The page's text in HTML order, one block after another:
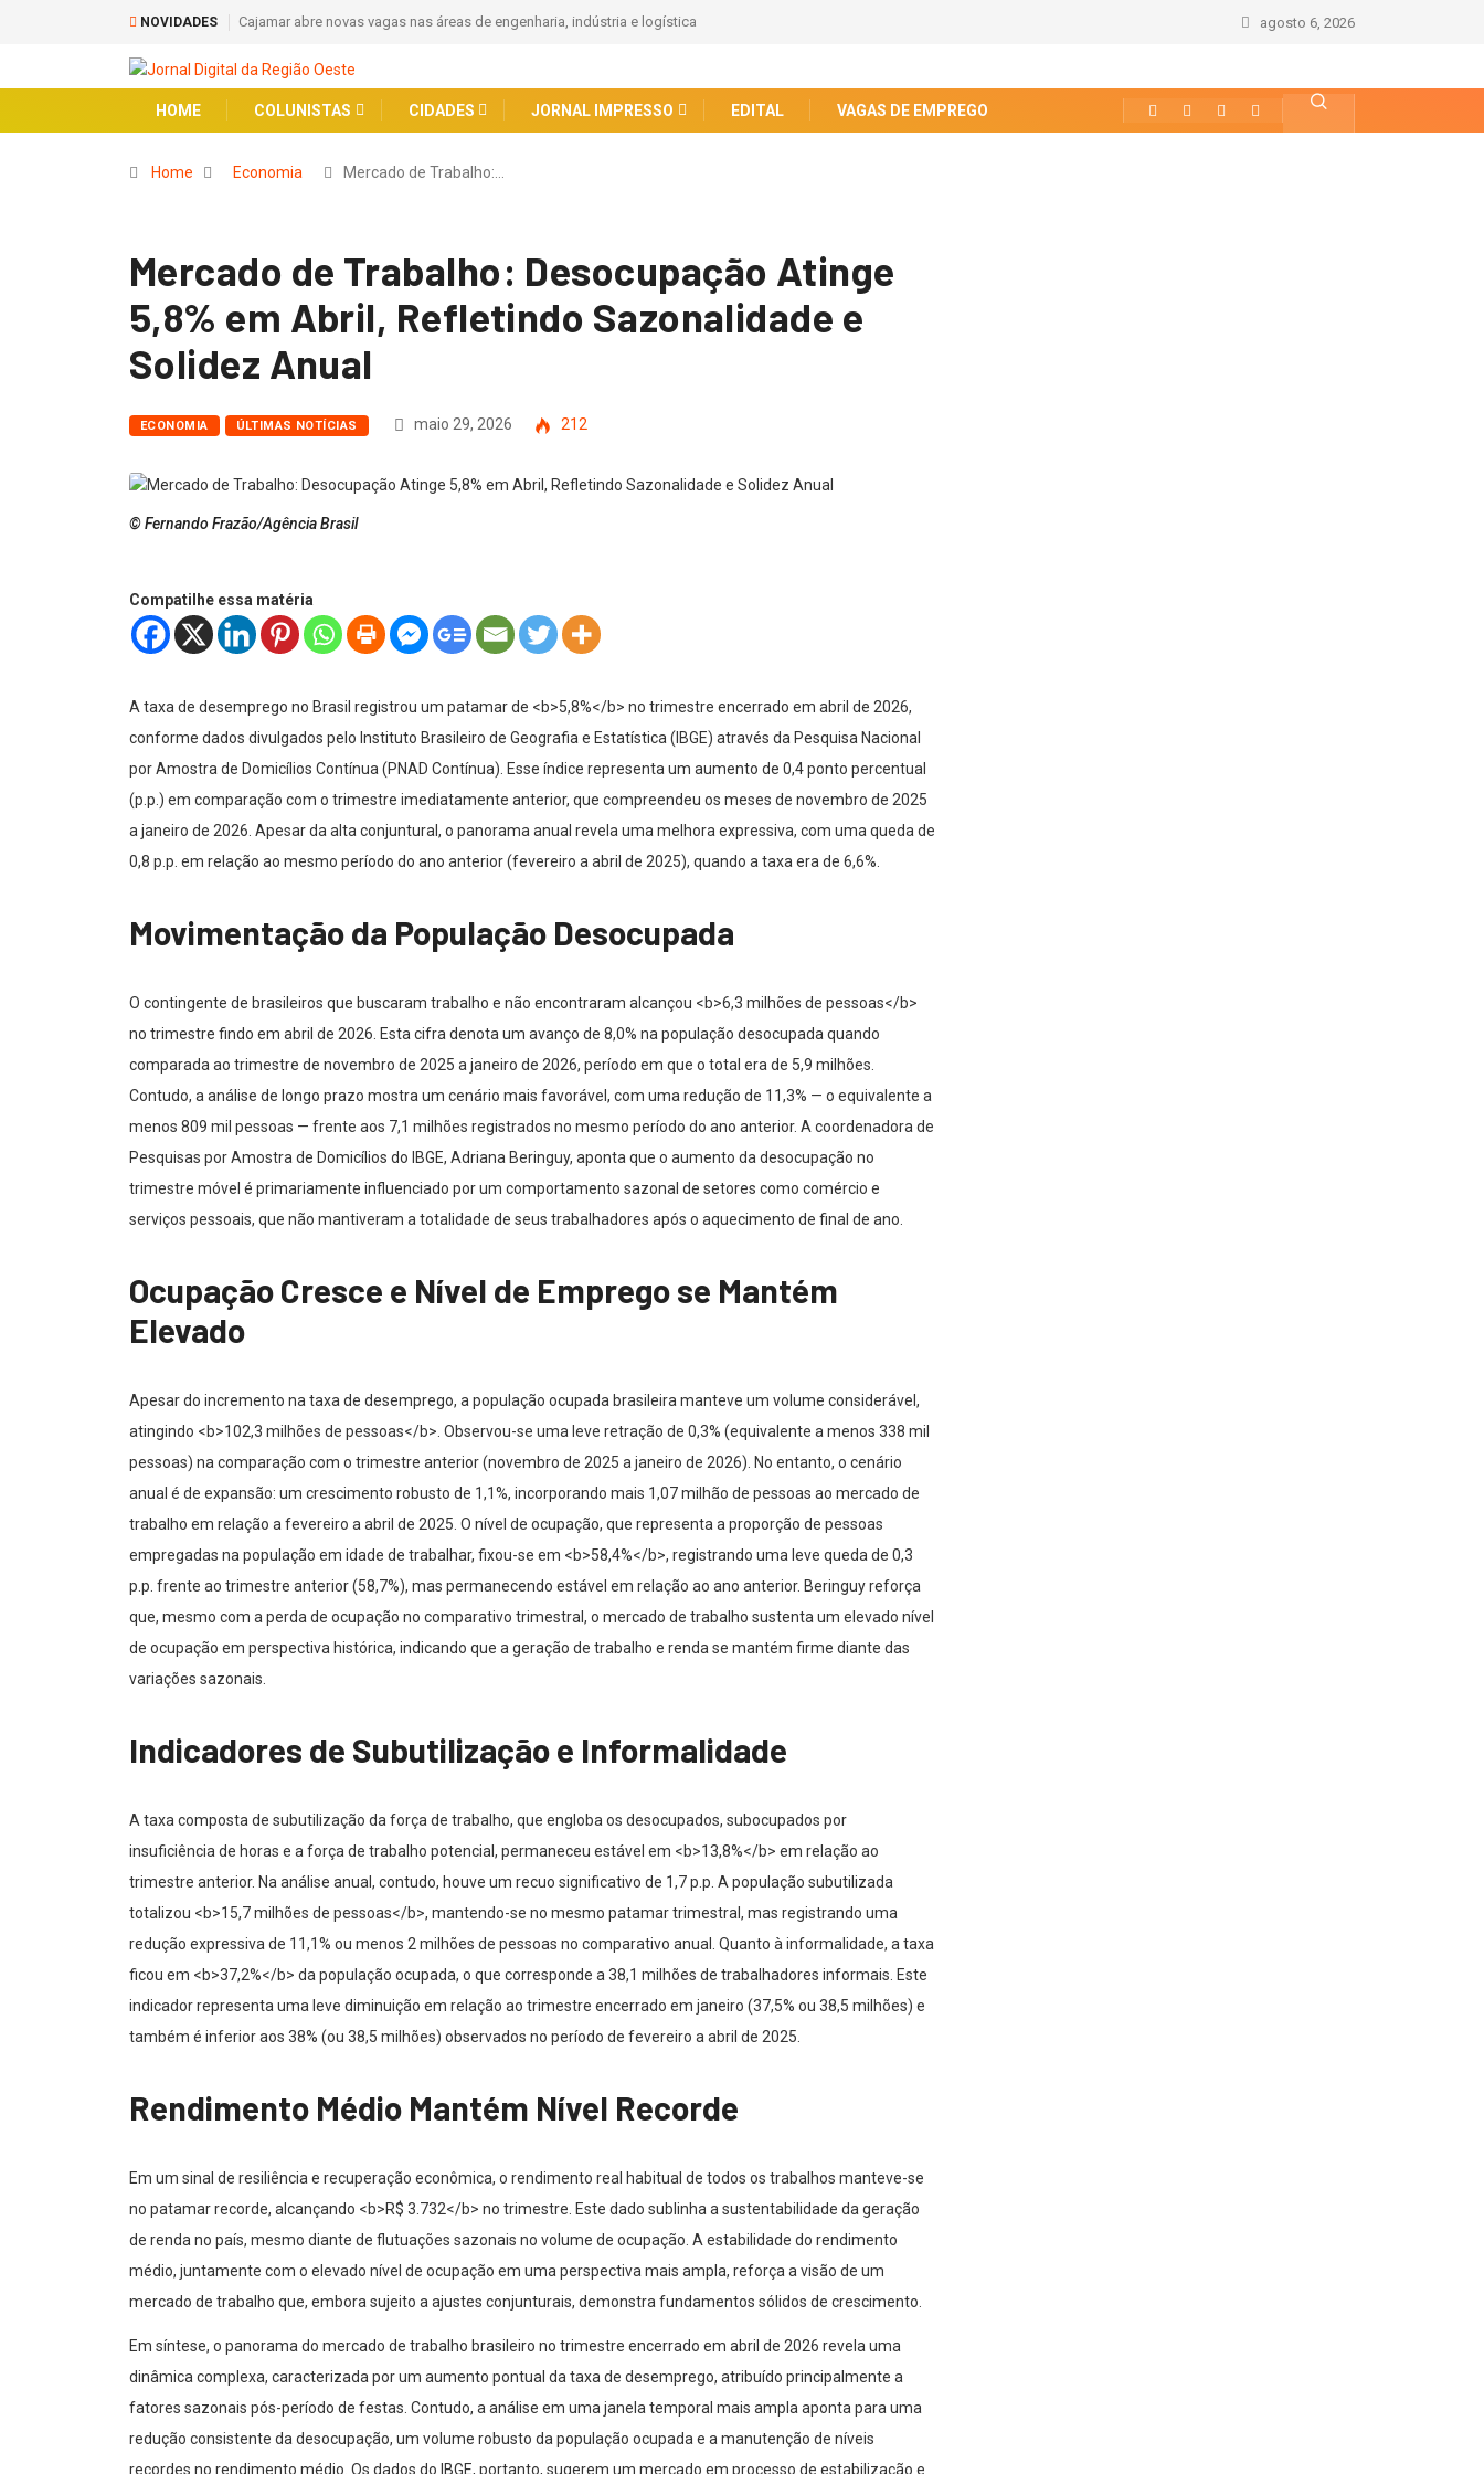
NOVIDADES
abre novas vagas nas áreas de engenharia, indústria e logísticaOsasco celebra 50 anos de irmanamento com a cidade japonesa Tsu agosto 6, 2026
HOME COLUNISTAS CIDADES JORNAL IMPRESSO EDITAL VAGAS DE EMPREGO
Home Economia Mercado de Trabalho:…
Mercado de Trabalho: Desocupação Atinge
5,8% em Abril, Refletindo Sazonalidade e
Solidez Anual
ECONOMIA ÚLTIMAS NOTÍCIAS maio 29, 2026 212
© Fernando Frazão/Agência Brasil
Compatilhe essa matéria
A taxa de desemprego no Brasil registrou um patamar de <b>5,8%</b> no trimestre encerrado em abril de 2026,
conforme dados divulgados pelo Instituto Brasileiro de Geografia e Estatística (IBGE) através da Pesquisa Nacional
por Amostra de Domicílios Contínua (PNAD Contínua). Esse índice representa um aumento de 0,4 ponto percentual
(p.p.) em comparação com o trimestre imediatamente anterior, que compreendeu os meses de novembro de 2025
a janeiro de 2026. Apesar da alta conjuntural, o panorama anual revela uma melhora expressiva, com uma queda de
0,8 p.p. em relação ao mesmo período do ano anterior (fevereiro a abril de 2025), quando a taxa era de 6,6%.
Movimentação da População Desocupada
O contingente de brasileiros que buscaram trabalho e não encontraram alcançou <b>6,3 milhões de pessoas</b>
no trimestre findo em abril de 2026. Esta cifra denota um avanço de 8,0% na população desocupada quando
comparada ao trimestre de novembro de 2025 a janeiro de 2026, período em que o total era de 5,9 milhões.
Contudo, a análise de longo prazo mostra um cenário mais favorável, com uma redução de 11,3% — o equivalente a
menos 809 mil pessoas — frente aos 7,1 milhões registrados no mesmo período do ano anterior. A coordenadora de
Pesquisas por Amostra de Domicílios do IBGE, Adriana Beringuy, aponta que o aumento da desocupação no
trimestre móvel é primariamente influenciado por um comportamento sazonal de setores como comércio e
serviços pessoais, que não mantiveram a totalidade de seus trabalhadores após o aquecimento de final de ano.
Ocupação Cresce e Nível de Emprego se Mantém
Elevado
Apesar do incremento na taxa de desemprego, a população ocupada brasileira manteve um volume considerável,
atingindo <b>102,3 milhões de pessoas</b>. Observou-se uma leve retração de 0,3% (equivalente a menos 338 mil
pessoas) na comparação com o trimestre anterior (novembro de 2025 a janeiro de 2026). No entanto, o cenário
anual é de expansão: um crescimento robusto de 1,1%, incorporando mais 1,07 milhão de pessoas ao mercado de
trabalho em relação a fevereiro a abril de 2025. O nível de ocupação, que representa a proporção de pessoas
empregadas na população em idade de trabalhar, fixou-se em <b>58,4%</b>, registrando uma leve queda de 0,3
p.p. frente ao trimestre anterior (58,7%), mas permanecendo estável em relação ao ano anterior. Beringuy reforça
que, mesmo com a perda de ocupação no comparativo trimestral, o mercado de trabalho sustenta um elevado nível
de ocupação em perspectiva histórica, indicando que a geração de trabalho e renda se mantém firme diante das
variações sazonais.
Indicadores de Subutilização e Informalidade
A taxa composta de subutilização da força de trabalho, que engloba os desocupados, subocupados por
insuficiência de horas e a força de trabalho potencial, permaneceu estável em <b>13,8%</b> em relação ao
trimestre anterior. Na análise anual, contudo, houve um recuo significativo de 1,7 p.p. A população subutilizada
totalizou <b>15,7 milhões de pessoas</b>, mantendo-se no mesmo patamar trimestral, mas registrando uma
redução expressiva de 11,1% ou menos 2 milhões de pessoas no comparativo anual. Quanto à informalidade, a taxa
ficou em <b>37,2%</b> da população ocupada, o que corresponde a 38,1 milhões de trabalhadores informais. Este
indicador representa uma leve diminuição em relação ao trimestre encerrado em janeiro (37,5% ou 38,5 milhões) e
também é inferior aos 38% (ou 38,5 milhões) observados no período de fevereiro a abril de 2025.
Rendimento Médio Mantém Nível Recorde
Em um sinal de resiliência e recuperação econômica, o rendimento real habitual de todos os trabalhos manteve-se
no patamar recorde, alcançando <b>R$ 3.732</b> no trimestre. Este dado sublinha a sustentabilidade da geração
de renda no país, mesmo diante de flutuações sazonais no volume de ocupação. A estabilidade do rendimento
médio, juntamente com o elevado nível de ocupação em uma perspectiva mais ampla, reforça a visão de um
mercado de trabalho que, embora sujeito a ajustes conjunturais, demonstra fundamentos sólidos de crescimento.
Em síntese, o panorama do mercado de trabalho brasileiro no trimestre encerrado em abril de 2026 revela uma
dinâmica complexa, caracterizada por um aumento pontual da taxa de desemprego, atribuído principalmente a
fatores sazonais pós-período de festas. Contudo, a análise em uma janela temporal mais ampla aponta para uma
redução consistente da desocupação, um volume robusto da população ocupada e a manutenção de níveis
recordes no rendimento médio. Os dados do IBGE, portanto, sugerem um mercado em processo de estabilização e